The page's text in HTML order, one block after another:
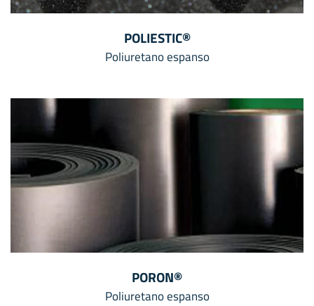
POLIESTIC®
Poliuretano espanso
PORON®
Poliuretano espanso